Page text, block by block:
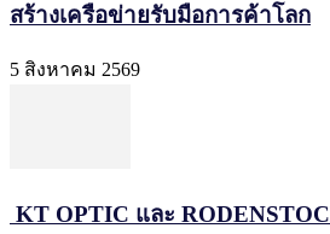
สร้างเครือข่ายรับมือการค้าโลก
5 สิงหาคม 2569
KT OPTIC และ